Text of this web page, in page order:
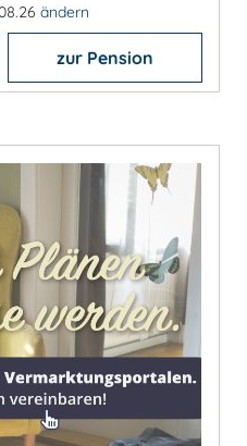
ändern
zur Pension